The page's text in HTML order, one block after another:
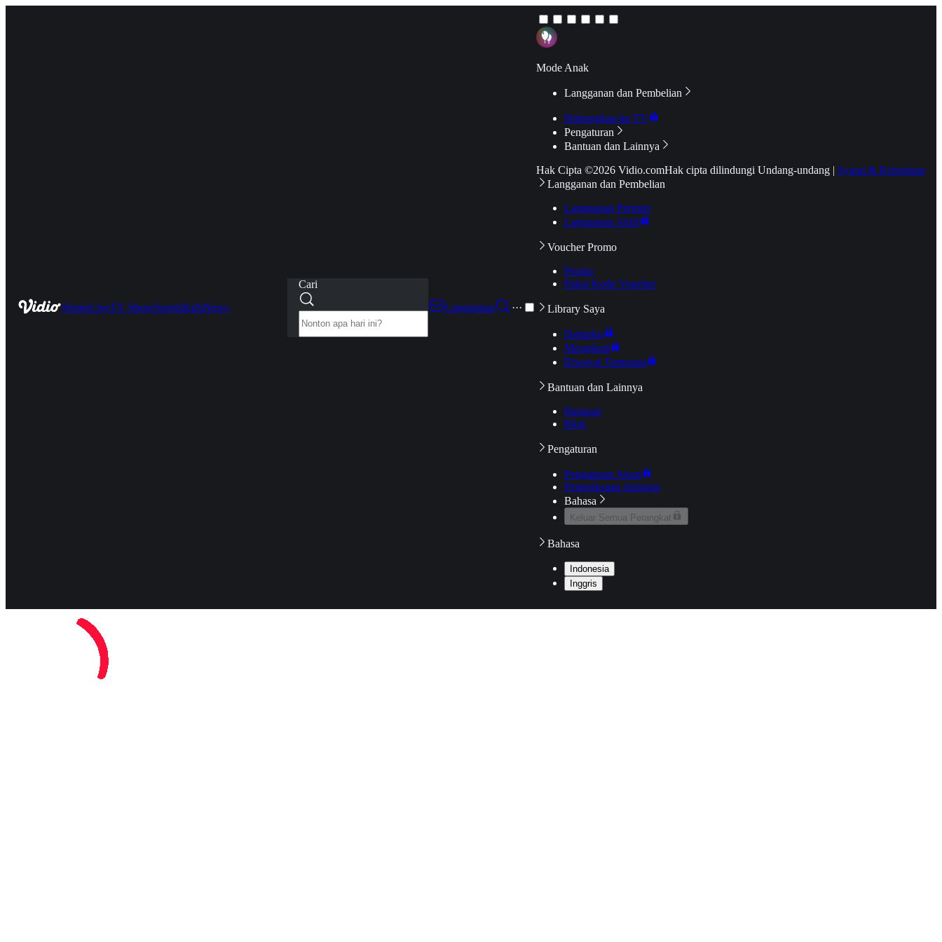
HomeLiveTV ShowSportsKidsNews
Cari
Langganan
···
Mode Anak
Langganan dan Pembelian
Hubungkan ke TV
Pengaturan
Bantuan dan Lainnya
Hak Cipta ©2026 Vidio.comHak cipta dilindungi Undang-undang | Syarat & Ketentuan
Langganan dan Pembelian
Langganan Premier
Langganan Aktif
Voucher Promo
Promo
Pakai Kode Voucher
Library Saya
Daftarku
Mengikuti
Riwayat Tontonan
Bantuan dan Lainnya
Bantuan
Blog
Pengaturan
Pengaturan Akun
Pemeriksaan Jaringan
Bahasa
Keluar Semua Perangkat
Bahasa
Indonesia
Inggris